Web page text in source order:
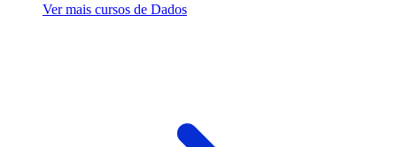
Ver mais cursos de Dados